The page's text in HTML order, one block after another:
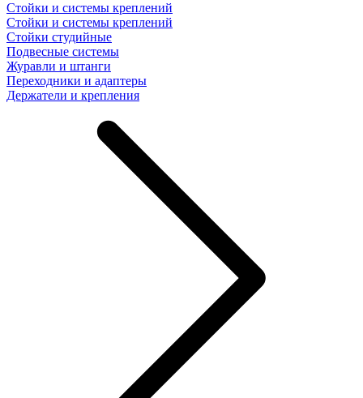
Стойки и системы креплений
Стойки и системы креплений
Стойки студийные
Подвесные системы
Журавли и штанги
Переходники и адаптеры
Держатели и крепления